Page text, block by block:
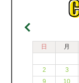
日 月
2
3
9
10